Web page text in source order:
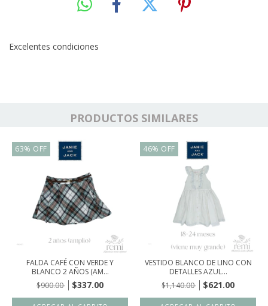
Excelentes condiciones
PRODUCTOS SIMILARES
63% OFF
FALDA CAFÉ CON VERDE Y
BLANCO 2 AÑOS (AM...
$900.00
$337.00
46% OFF
VESTIDO BLANCO DE LINO CON
DETALLES AZUL...
$1,140.00
$621.00